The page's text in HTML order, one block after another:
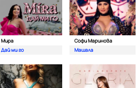
Мира
Дай ми го
Софи Маринова
Машала